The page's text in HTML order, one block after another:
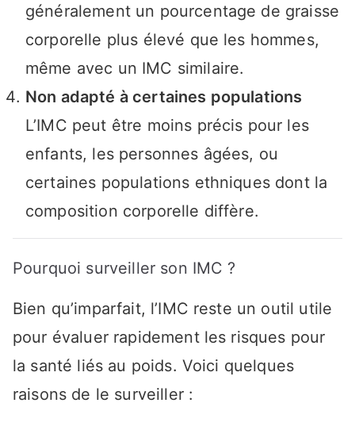
généralement un pourcentage de graisse
corporelle plus élevé que les hommes,
même avec un IMC similaire.
Non adapté à certaines populations
L’IMC peut être moins précis pour les
enfants, les personnes âgées, ou
certaines populations ethniques dont la
composition corporelle diffère.
Pourquoi surveiller son IMC ?
Bien qu’imparfait, l’IMC reste un outil utile
pour évaluer rapidement les risques pour
la santé liés au poids. Voici quelques
raisons de le surveiller :